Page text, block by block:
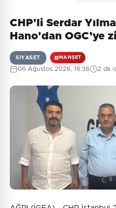
CHP'li Serdar
Hano'dan OGC’ye
SIYASET MANŞET
06 Ağustos 2026, 16:36 2 dk